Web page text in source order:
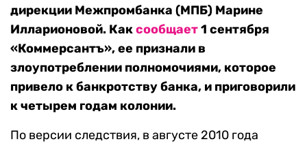
дирекции Межпромбанка (МПБ) Марине
Илларионовой. Каксообщает1 сентября
«Коммерсантъ», ее признали в
злоупотреблении полномочиями, которое
привело к банкротству банка, и приговорили
к четырем годам колонии.
По версии следствия, в августе 2010 года